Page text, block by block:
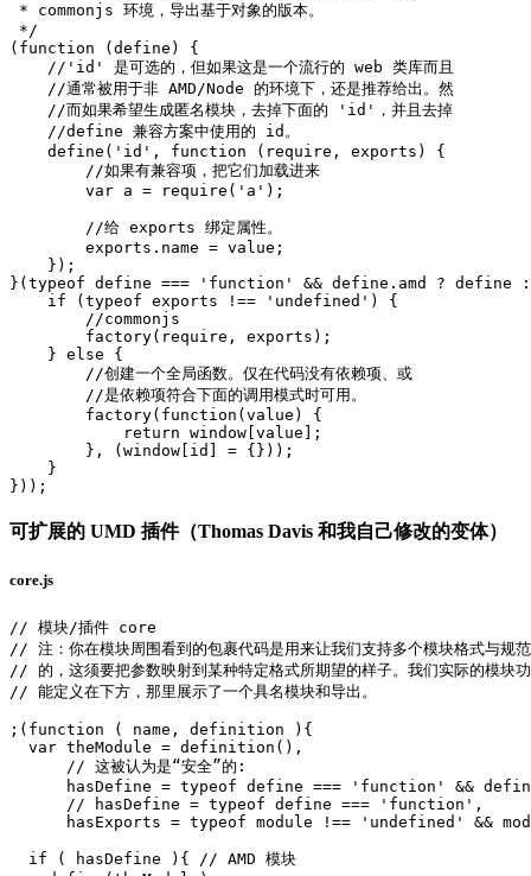
* commonjs 环境，导出基于对象的版本。
*/
(function (define) {
    //'id' 是可选的，但如果这是一个流行的 web 类库而且
    //通常被用于非 AMD/Node 的环境下，还是推荐给出。然
    //而如果希望生成匿名模块，去掉下面的 'id'，并且去掉
    //define 兼容方案中使用的 id。
    define('id', function (require, exports) {
        //如果有兼容项，把它们加载进来
        var a = require('a');
        //给 exports 绑定属性。
        exports.name = value;
    });
}(typeof define === 'function' && define.amd ?
    if (typeof exports !== 'undefined') {
        //commonjs
        factory(require, exports);
    } else {
        //创建一个全局函数。仅在代码没有依赖项、或
        //是依赖项符合下面的调用模式时可用。
        factory(function(value) {
            return window[value];
        }, (window[id] = {}));
    }
可扩展的 UMD 插件（Thomas Davis 和我自己修改的变体）
core.js
// 模块/插件 core
// 注：你在模块周围看到的包裹代码是用来让我们支持多个模块格式与规范
// 的，这须要把参数映射到某种特定格式所期望的样子。我们实际的模块功
// 能定义在下方，那里展示了一个具名模块和导出。
;(function ( name, definition ){
  var theModule = definition(),
      // 这被认为是“安全”的:
hasDefine = typeof define === 'function' &&
      // hasDefine = typeof define === 'function',
hasExports = typeof module !== 'undefined' &&
  if ( hasDefine ){ // AMD 模块